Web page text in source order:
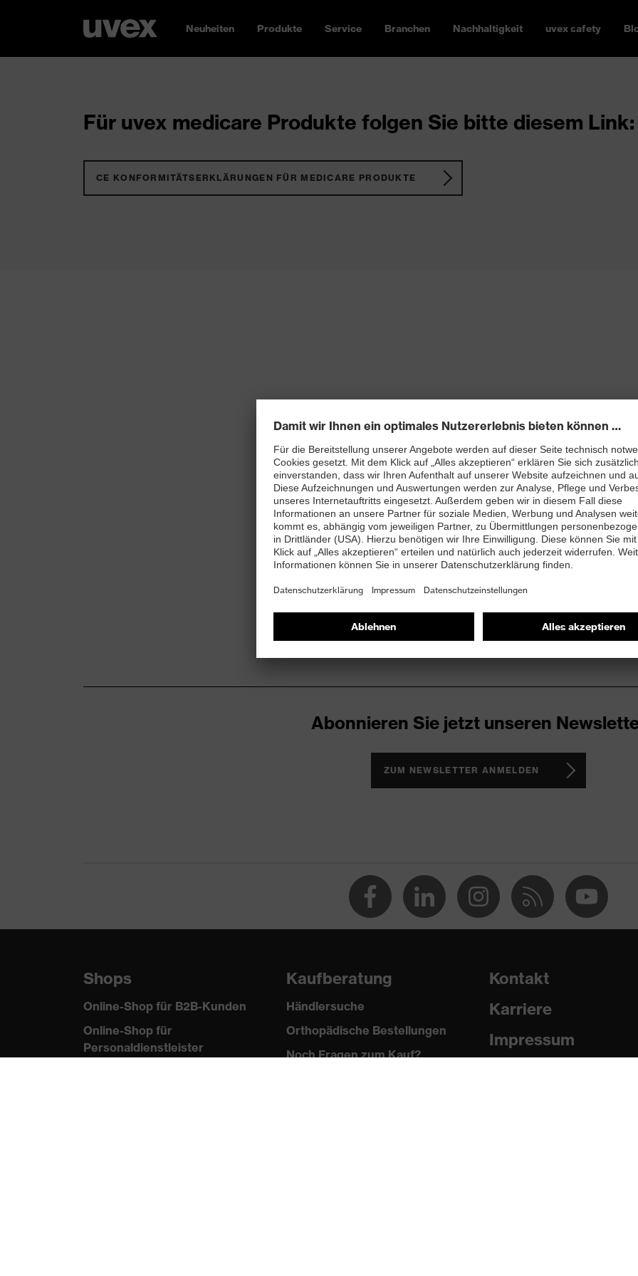
Neuheiten Produkte Service Branchen Nachhaltigkeit uvex safety
Für uvex medicare Produkte folgen Sie bitte diesem Link:
CE KONFORMITÄTSERKLÄRUNGEN FÜR MEDICARE PRODUKTE
Abonnieren Sie jetzt unseren
ZUM NEWSLETTER ANMELDEN
Shops
Online-Shop für B2B-Kunden
Online-Shop für
Personaldienstleister
Kaufberatung
Händlersuche
Orthopädische Bestellungen
Noch Fragen zum Kauf?
Kontakt
Karriere
Impressum